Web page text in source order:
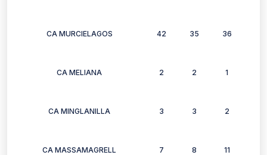
CA MURCIELAGOS 42 35 36
CA MELIANA 2 2 1
CA MINGLANILLA 3 3 2
CA MASSAMAGRELL 7 8 11